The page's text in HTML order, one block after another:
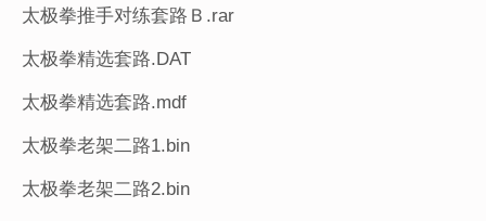
太极拳推手对练套路Ｂ.rar
太极拳精选套路.DAT
太极拳精选套路.mdf
太极拳老架二路1.bin
太极拳老架二路2.bin